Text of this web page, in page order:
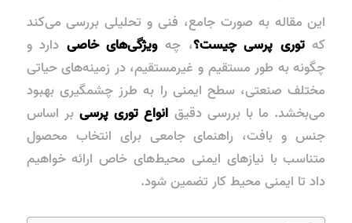
این مقاله به صورت جامع، فنی و تحلیلی بررسی می‌کند
کهتوری پرسی چیست؟، چهویژگی‌های خاصی دارد و
چگونه به طور مستقیم و غیرمستقیم، در زمینه‌های حیاتی
مختلف صنعتی، سطح ایمنی را به طرز چشمگیری بهبود
می‌بخشد. ما با بررسی دقیق انواع توری پرسیبر اساس
جنس و بافت، راهنمای جامعی برای انتخاب محصول
متناسب با نیازهای ایمنی محیط‌های خاص ارائه خواهیم
داد تا ایمنی محیط کار تضمین شود.